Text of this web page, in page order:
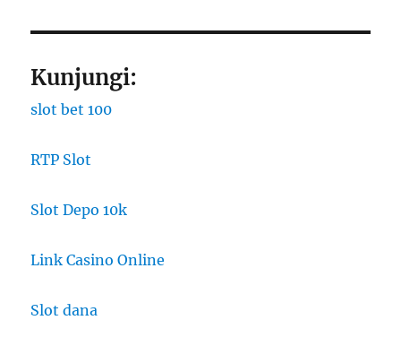
Kunjungi:
slot bet 100
RTP Slot
Slot Depo 10k
Link Casino Online
Slot dana